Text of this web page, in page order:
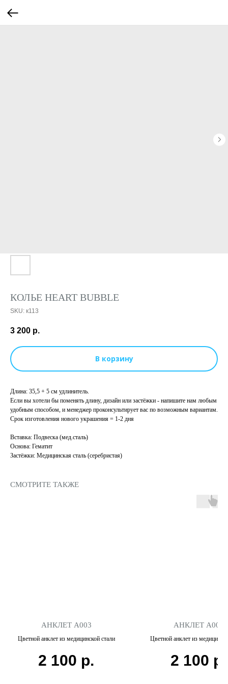
КОЛЬЕ HEART BUBBLE
SKU: к113
3 200 р.
В корзину
Длина: 35,5 + 5 см удлинитель.
Если вы хотели бы поменять длину, дизайн или застёжки - напишите нам любым
удобным способом, и менеджер проконсультирует вас по возможным вариантам.
Срок изготовления нового украшения = 1-2 дня
Вставка: Подвеска (мед.сталь)
Основа: Гематит
Застёжки: Медицинская сталь (серебристая)
СМОТРИТЕ ТАКЖЕ
АНКЛЕТ А003
Цветной анклет из медицинской стали
2 100 р.
АНКЛЕТ А002
Цветной анклет из
2 100 р.